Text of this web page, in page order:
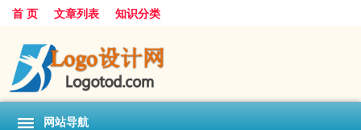
首 页 文章列表 知识分类
网站导航